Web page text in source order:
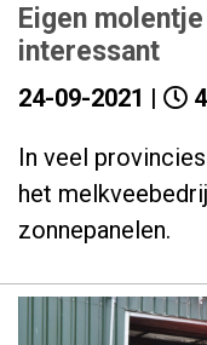
Eigen
interessant
24-09-2021 |
In veel
het
zonnepanelen.